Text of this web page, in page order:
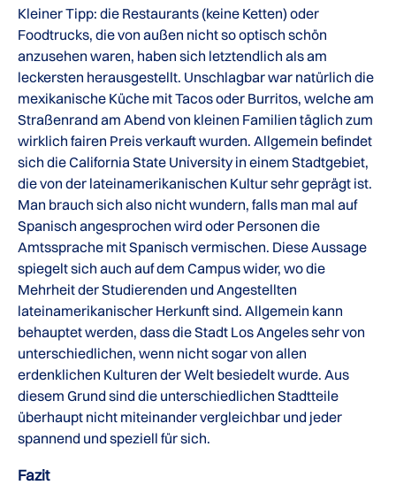
Kleiner Tipp: die Restaurants (keine Ketten) oder
Foodtrucks, die von außen nicht so optisch schön
anzusehen waren, haben sich letztendlich als am
leckersten herausgestellt. Unschlagbar war natürlich die
mexikanische Küche mit Tacos oder Burritos, welche am
Straßenrand am Abend von kleinen Familien täglich zum
wirklich fairen Preis verkauft wurden. Allgemein befindet
sich die California State University in einem Stadtgebiet,
die von der lateinamerikanischen Kultur sehr geprägt ist.
Man brauch sich also nicht wundern, falls man mal auf
Spanisch angesprochen wird oder Personen die
Amtssprache mit Spanisch vermischen. Diese Aussage
spiegelt sich auch auf dem Campus wider, wo die
Mehrheit der Studierenden und Angestellten
lateinamerikanischer Herkunft sind. Allgemein kann
behauptet werden, dass die Stadt Los Angeles sehr von
unterschiedlichen, wenn nicht sogar von allen
erdenklichen Kulturen der Welt besiedelt wurde. Aus
diesem Grund sind die unterschiedlichen Stadtteile
überhaupt nicht miteinander vergleichbar und jeder
spannend und speziell für sich.
Fazit